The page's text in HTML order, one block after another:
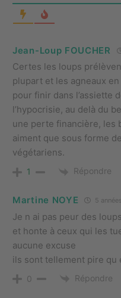
Jean-Loup FOUCHER
Certes les loups
plupart et les agneaux
pour finir dans l’assiette
l’hypocrisie, au delà du
une perte financière, les
aiment que sous forme
végétariens.
1 Répondre
Martine NOYE 5
Je n ai pas peur des loups
et honte à ceux qui les
aucune excuse
ils sont tellement pire qu
0 Répondre